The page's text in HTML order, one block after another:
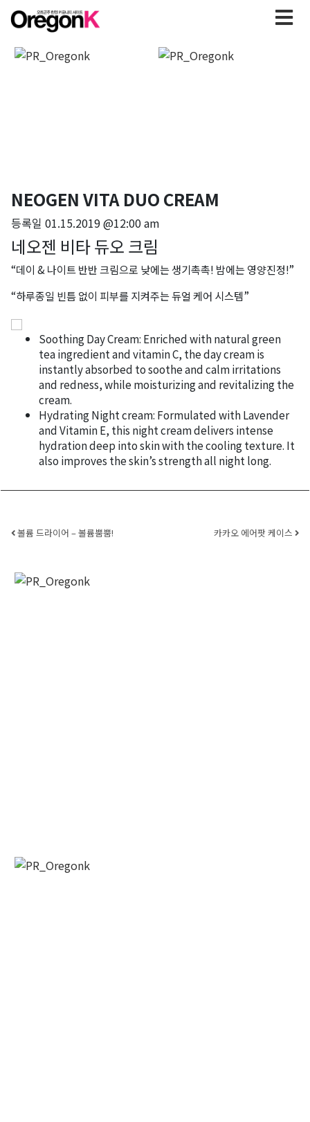
NEOGEN VITA DUO CREAM
등록일 01.15.2019 @12:00 am
네오젠 비타 듀오 크림
“데이 & 나이트 반반 크림으로 낮에는 생기촉촉! 밤에는 영양진정!”
“하루종일 빈틈 없이 피부를 지켜주는 듀얼 케어 시스템”
Soothing Day Cream: Enriched with natural green
tea ingredient and vitamin C, the day cream is
instantly absorbed to soothe and calm irritations
and redness, while moisturizing and revitalizing the
cream.
Hydrating Night cream: Formulated with Lavender
and Vitamin E, this night cream delivers intense
hydration deep into skin with the cooling texture. It
also improves the skin’s strength all night long.
Post navigation
볼륨 드라이어 – 볼륨뿜뿜! 카카오 에어팟 케이스